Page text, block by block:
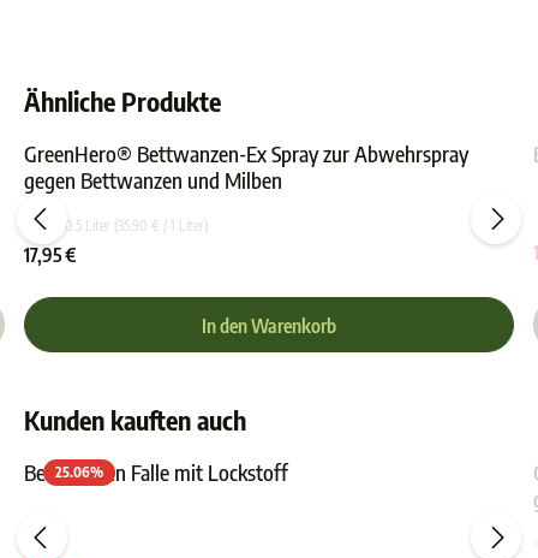
Ähnliche Produkte
von 0 von 5 Sternen
GreenHero® Bettwanzen-Ex Spray zur Abwehrspray
gegen Bettwanzen und Milben
Inhalt: 0.5 Liter (35,90 € / 1 Liter)
17,95 €
In den Warenkorb
Kunden kauften auch
25.06%
Durchschnittliche
Bettwanzen Falle mit Lockstoff